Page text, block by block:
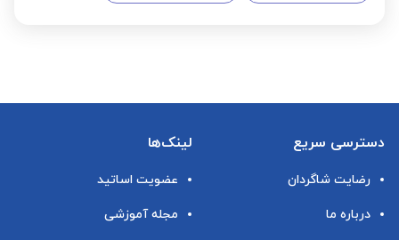
دسترسی سریع
رضایت شاگردان
درباره ما
لینک‌ها
عضویت اساتید
مجله آموزشی